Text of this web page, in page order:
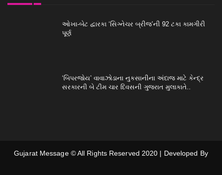
ઓખા-બેટ દ્વારકા ‘સિગ્નેચર બ્રીજ’ની 92 ટકા કામગીરી
પૂર્ણ
‘બિપરજોય’ વાવાઝોડાના નુકસાનીના અંદાજ માટે કેન્દ્ર
સરકારની બે ટીમ ચાર દિવસની ગુજરાત મુલાકાતે..
Gujarat Message © All Rights Reserved 2020 | Developed By